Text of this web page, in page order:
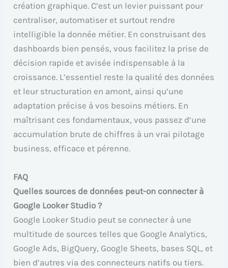
création graphique. C’est un levier puissant pour
centraliser, automatiser et surtout rendre
intelligible la donnée métier. En construisant des
dashboards bien pensés, vous facilitez la prise de
décision rapide et avisée indispensable à la
croissance. L’essentiel reste la qualité des données
et leur structuration en amont, ainsi qu’une
adaptation précise à vos besoins métiers. En
maîtrisant ces fondamentaux, vous passez d’une
accumulation brute de chiffres à un vrai pilotage
business, efficace et pérenne.
FAQ
Quelles sources de données peut-on connecter à
Google Looker Studio ?
Google Looker Studio peut se connecter à une
multitude de sources telles que Google Analytics,
Google Ads, BigQuery, Google Sheets, bases SQL, et
bien d’autres via des connecteurs natifs ou tiers.